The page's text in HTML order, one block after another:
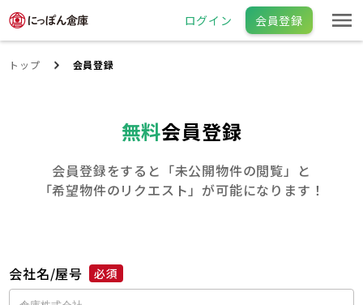
ログイン 会員登録
トップ 会員登録
無料会員登録
会員登録をすると「未公開物件の閲覧」と
「希望物件のリクエスト」が可能になります！
会社名/屋号 必須